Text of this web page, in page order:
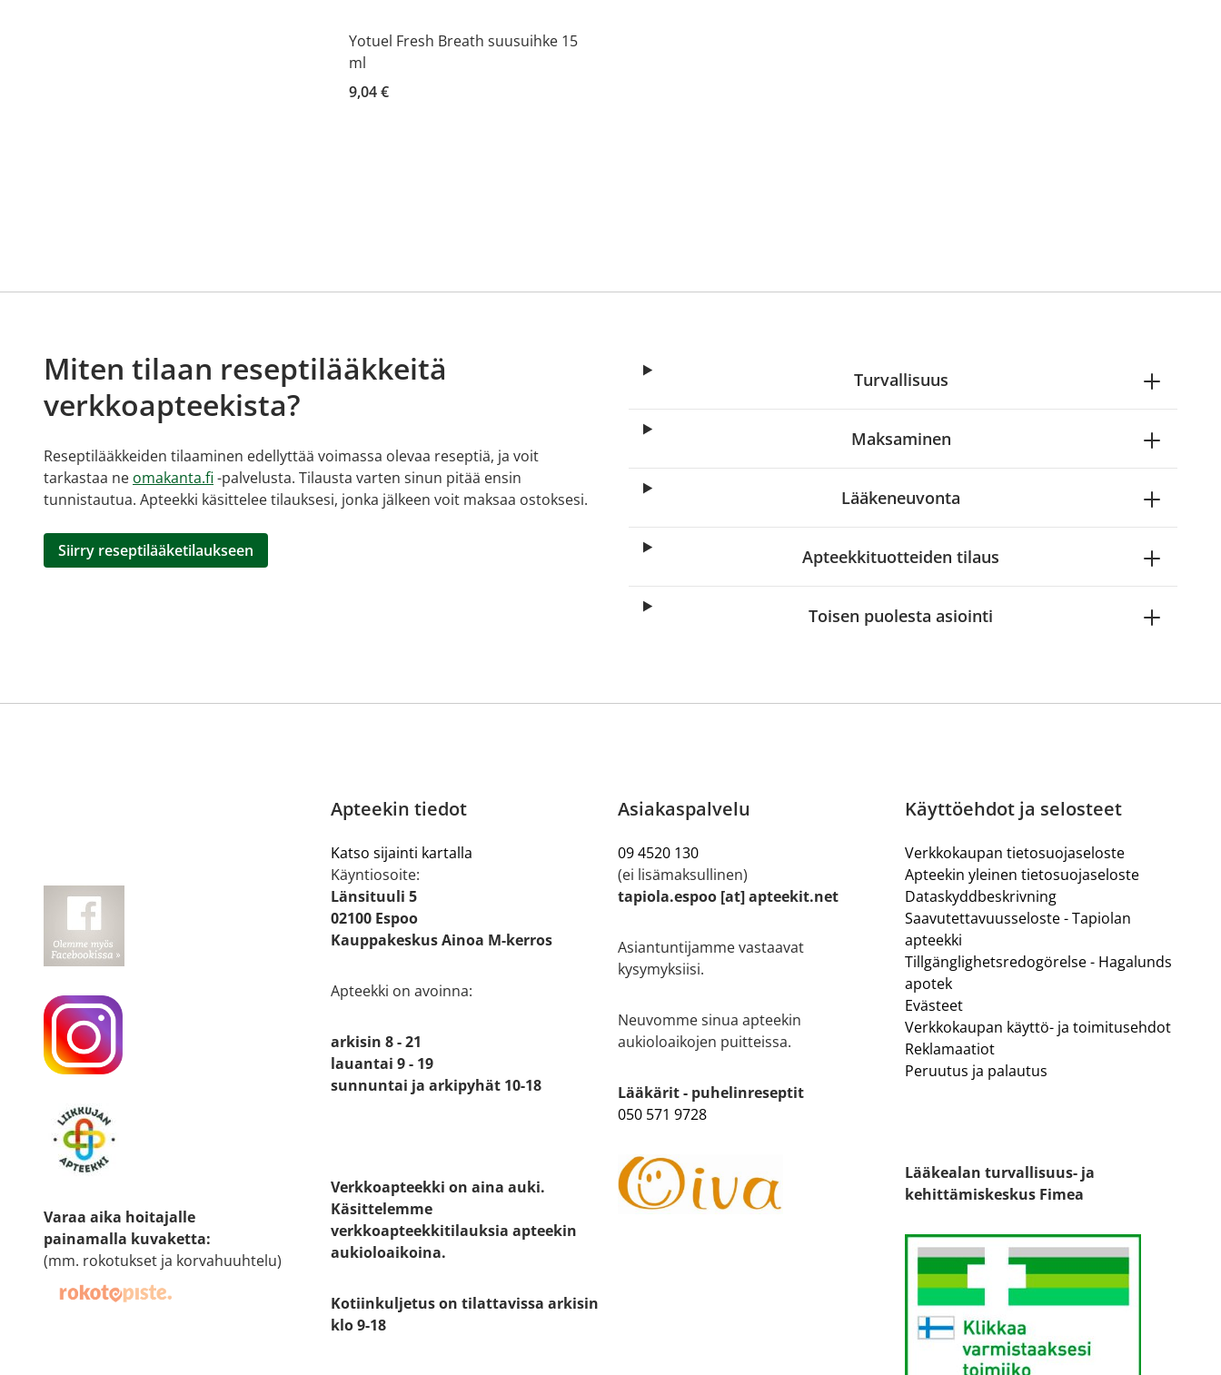
Yotuel Fresh Breath suusuihke 15
ml
9,04 €
Miten tilaan reseptilääkkeitä
verkkoapteekista?
Reseptilääkkeiden tilaaminen edellyttää voimassa olevaa reseptiä, ja voit
tarkastaa ne omakanta.fi -palvelusta. Tilausta varten sinun pitää ensin
tunnistautua. Apteekki käsittelee tilauksesi, jonka jälkeen voit maksaa ostoksesi.
Siirry reseptilääketilaukseen
Turvallisuus
Maksaminen
Lääkeneuvonta
Apteekkituotteiden tilaus
Toisen puolesta asiointi
Varaa aika hoitajalle
painamalla kuvaketta:
(mm. rokotukset ja korvahuuhtelu)
Apteekin tiedot
Katso sijainti kartalla
Käyntiosoite:
Länsituuli 5
02100 Espoo
Kauppakeskus Ainoa M-kerros
Apteekki on avoinna:
arkisin 8 - 21
lauantai 9 - 19
sunnuntai ja arkipyhät 10-18
Verkkoapteekki on aina auki.
Käsittelemme
verkkoapteekkitilauksia apteekin
aukioloaikoina.
Kotiinkuljetus on tilattavissa arkisin
klo 9-18
Asiakaspalvelu
09 4520 130
(ei lisämaksullinen)
tapiola.espoo [at] apteekit.net
Asiantuntijamme vastaavat
kysymyksiisi.
Neuvomme sinua apteekin
aukioloaikojen puitteissa.
Lääkärit - puhelinreseptit
050 571 9728
Käyttöehdot ja selosteet
Verkkokaupan tietosuojaseloste
Apteekin yleinen tietosuojaseloste
Dataskyddbeskrivning
Saavutettavuusseloste - Tapiolan
apteekki
Tillgänglighetsredogörelse - Hagalunds
apotek
Evästeet
Verkkokaupan käyttö- ja toimitusehdot
Reklamaatiot
Peruutus ja palautus
Lääkealan turvallisuus- ja
kehittämiskeskus Fimea